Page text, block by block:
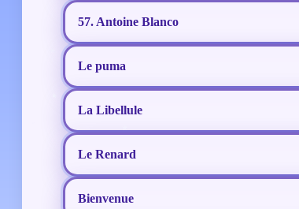
57. Antoine Blanco
Le puma
La Libellule
Le Renard
Bienvenue